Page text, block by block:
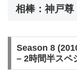
相棒：神戸尊
Season 8
– 2時間半スペ